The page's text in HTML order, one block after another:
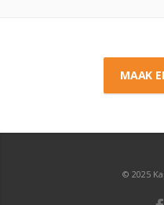
MAAK
© 2025